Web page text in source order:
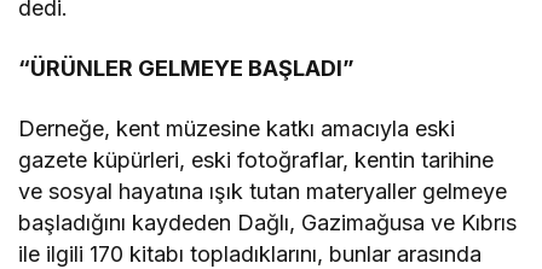
dedi.
“ÜRÜNLER GELMEYE BAŞLADI”
Derneğe, kent müzesine katkı amacıyla eski
gazete küpürleri, eski fotoğraflar, kentin tarihine
ve sosyal hayatına ışık tutan materyaller gelmeye
başladığını kaydeden Dağlı, Gazimağusa ve Kıbrıs
ile ilgili 170 kitabı topladıklarını, bunlar arasında